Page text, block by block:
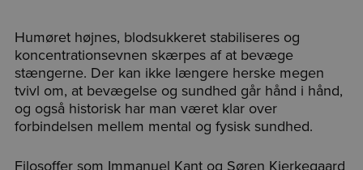
Humøret højnes, blodsukkeret stabiliseres og
koncentrationsevnen skærpes af at bevæge
stængerne. Der kan ikke længere herske megen
tvivl om, at bevægelse og sundhed går hånd i hånd,
og også historisk har man været klar over
forbindelsen mellem mental og fysisk sundhed.
Filosoffer som Immanuel Kant og Søren Kierkegaard